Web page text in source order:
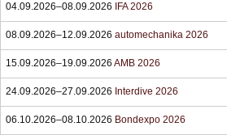
04.09.2026–08.09.2026 IFA 2026
08.09.2026–12.09.2026 automechanika 2026
15.09.2026–19.09.2026 AMB 2026
24.09.2026–27.09.2026 Interdive 2026
06.10.2026–08.10.2026 Bondexpo 2026